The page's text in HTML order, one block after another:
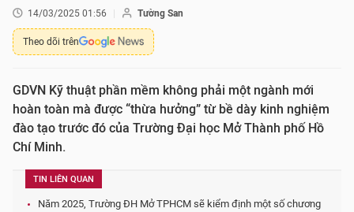
14/03/2025 01:56 Tường San
Theo dõi trên
GDVN Kỹ thuật phần mềm không phải một ngành mới
hoàn toàn mà được “thừa hưởng” từ bề dày kinh nghiệm
đào tạo trước đó của Trường Đại học Mở Thành phố Hồ
Chí Minh.
TIN LIÊN QUAN
Năm 2025, Trường ĐH Mở TPHCM sẽ kiểm định một số chương